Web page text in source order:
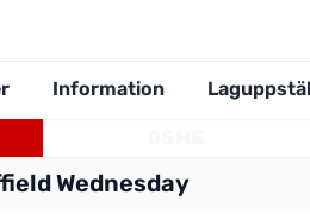
Information
Wednesday